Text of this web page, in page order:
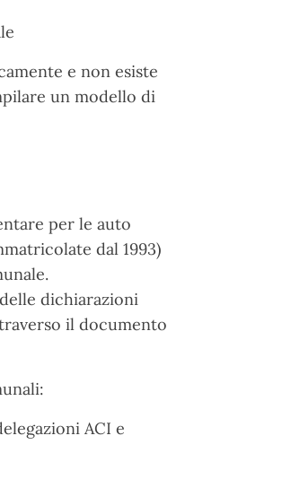
e non esiste
un modello di
per le auto
dal 1993)
dichiarazioni
il documento
ACI e